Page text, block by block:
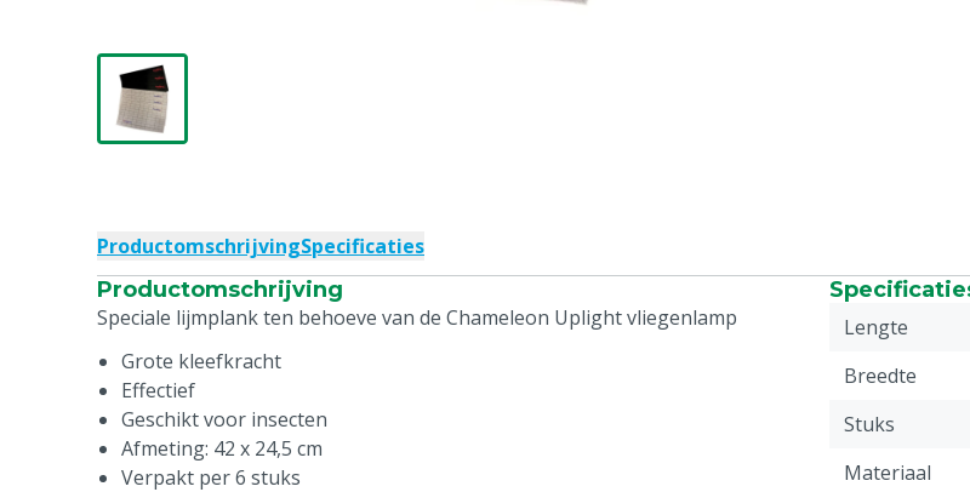
ProductomschrijvingSpecificaties
Productomschrijving
Speciale lijmplank ten behoeve van de Chameleon Uplight vliegenlamp
Grote kleefkracht
Effectief
Geschikt voor insecten
Afmeting: 42 x 24,5 cm
Verpakt per 6 stuks
Lengte
Breedte
Stuks
Materiaal